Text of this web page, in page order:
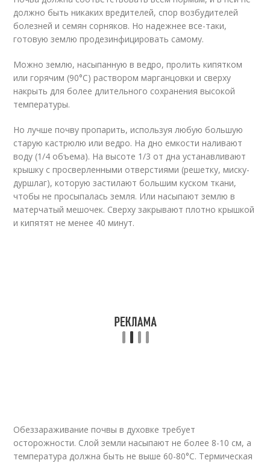
должно быть никаких вредителей, спор возбудителей
болезней и семян сорняков. Но надежнее все-таки,
готовую землю продезинфицировать самому.
Можно землю, насыпанную в ведро, пролить кипятком
или горячим (90°С) раствором марганцовки и сверху
накрыть для более длительного сохранения высокой
температуры.
Но лучше почву пропарить, используя любую большую
старую кастрюлю или ведро. На дно емкости наливают
воду (1/4 объема). На высоте 1/3 от дна устанавливают
крышку с просверленными отверстиями (решетку, миску-
дуршлаг), которую застилают большим куском ткани,
чтобы не просыпалась земля. Или насыпают землю в
матерчатый мешочек. Сверху закрывают плотно крышкой
и кипятят не менее 40 минут.
Обеззараживание почвы в духовке требует
осторожности. Слой земли насыпают не более 8-10 см, а
температура должна быть не выше 60-80°С. Термическая